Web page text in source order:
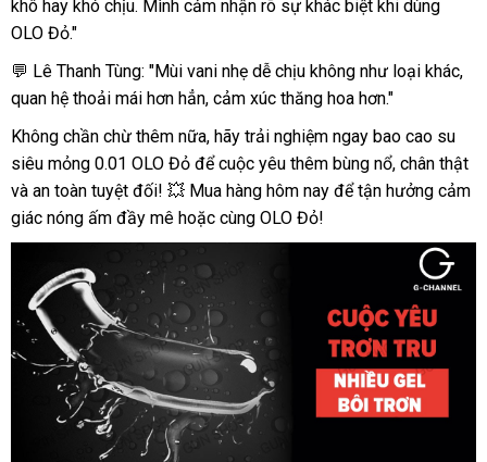
khô hay khó chịu. Mình cảm nhận rõ sự khác biệt khi dùng
OLO Đỏ."
💬 Lê Thanh Tùng: "Mùi vani nhẹ dễ chịu không như loại khác,
quan hệ thoải mái hơn hẳn, cảm xúc thăng hoa hơn."
Không chần chừ thêm nữa, hãy trải nghiệm ngay bao cao su
siêu mỏng 0.01 OLO Đỏ để cuộc yêu thêm bùng nổ, chân thật
và an toàn tuyệt đối! 💥 Mua hàng hôm nay để tận hưởng cảm
giác nóng ấm đầy mê hoặc cùng OLO Đỏ!